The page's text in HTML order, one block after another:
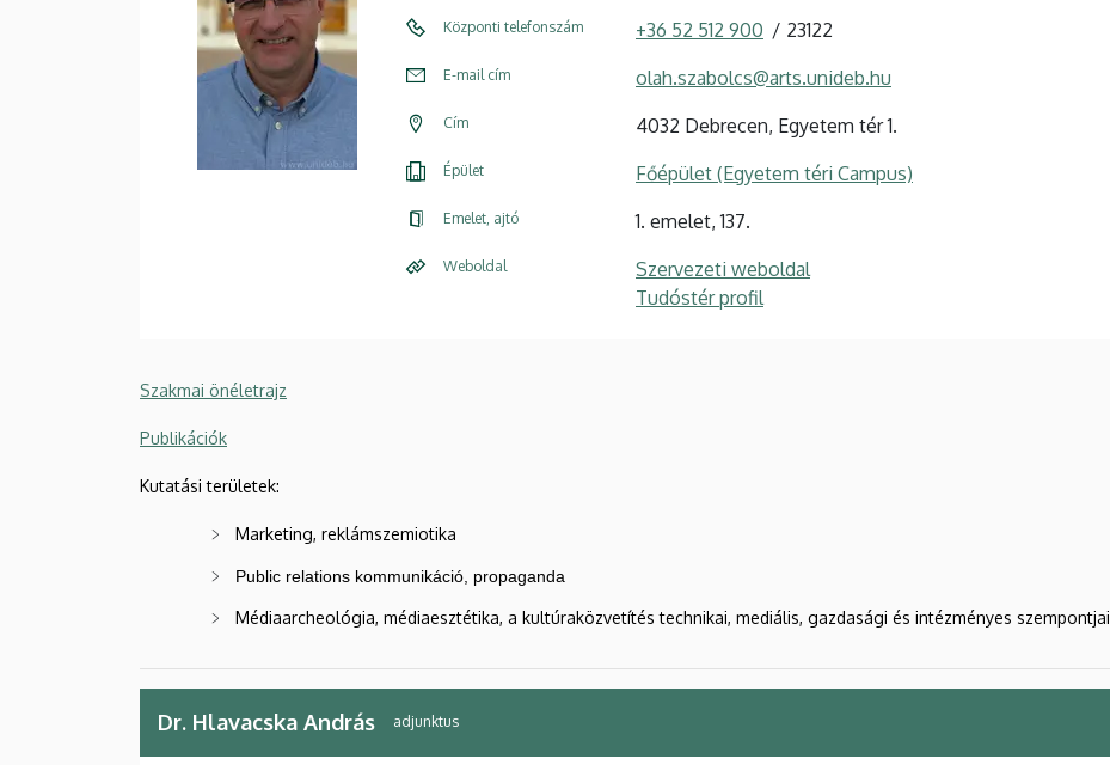
Központi telefonszám +36 52 512 900 23122
E-mail cím olah.szabolcs@arts.unideb.hu
Cím 4032 Debrecen, Egyetem tér 1.
Épület Főépület (Egyetem téri Campus)
Emelet, ajtó 1. emelet, 137.
Weboldal
Szervezeti weboldal
Tudóstér profil
Szakmai önéletrajz
Publikációk
Kutatási területek:
Marketing, reklámszemiotika
Public relations kommunikáció, propaganda
Médiaarcheológia, médiaesztétika, a kultúraközvetítés technikai, mediális, gazdasági és intézményes szempontjai
Dr. Hlavacska András adjunktus